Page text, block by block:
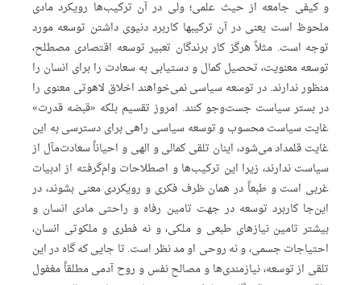
و کیفی جامعه از حیث علمی؛ ولی در آن ترکیب‌ها رویکرد مادی
ملحوظ است یعنی در آن ترکیبها کاربرد دنیوی داشتن توسعه مورد
توجه است. مثلاً هرگز کار برندگان تعبیر توسعه اقتصادی مصطلح،
توسعه معنویت، تحصیل کمال و دستیابی به سعادت را برای انسان را
منظور ندارند. در توسعه سیاسی نمی‌خواهند اخلاق لاهوتی معنوی را
در بستر سیاست جست‌وجو کنند. امروز تقسیم بلکه «قبضه قدرت»
غایت سیاست محسوب و توسعه سیاسی راهی برای دسترسی به این
غایت قلمداد می‌شود، اینان تلقی کمالی و الهی و احیاناً سعادت‌مآل از
سیاست ندارند، زیرا این ترکیب‌ها و اصطلاحات وام‌گرفته از ادبیات
غربی است و طبعاً در همان ظرف فکری و رویکردی معنی بشوند، در
این‌جا کاربرد توسعه در جهت تامین رفاه و راحتی مادی انسان و
بیشتر تامین نیازهای طبعی و ملکی، و نه فطری و ملکوتی انسان،
احتیاجات جسمی، و نه روحی او مد نظر است. تا جایی که گاه در این
تلقی از توسعه، نیازمندی‌ها و مصالح نفس و روح آدمی مطلقاً مغفول